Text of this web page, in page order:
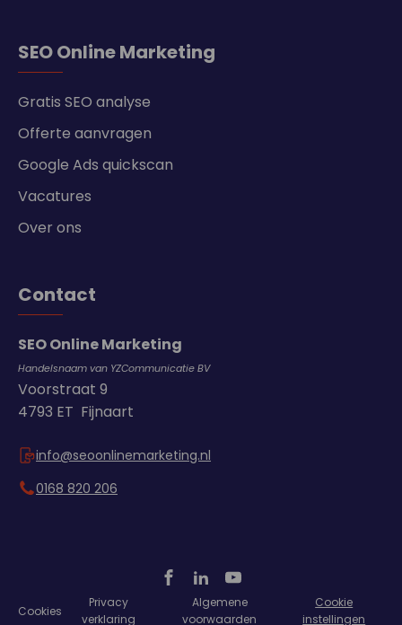
SEO Online Marketing
Gratis SEO analyse
Offerte aanvragen
Google Ads quickscan
Vacatures
Over ons
Contact
SEO Online Marketing
Handelsnaam van YZCommunicatie BV
Voorstraat 9
4793 ET Fijnaart
info@seoonlinemarketing.nl
0168 820 206
Cookies
Privacy
verklaring
Algemene
voorwaarden
Cookie
instellingen